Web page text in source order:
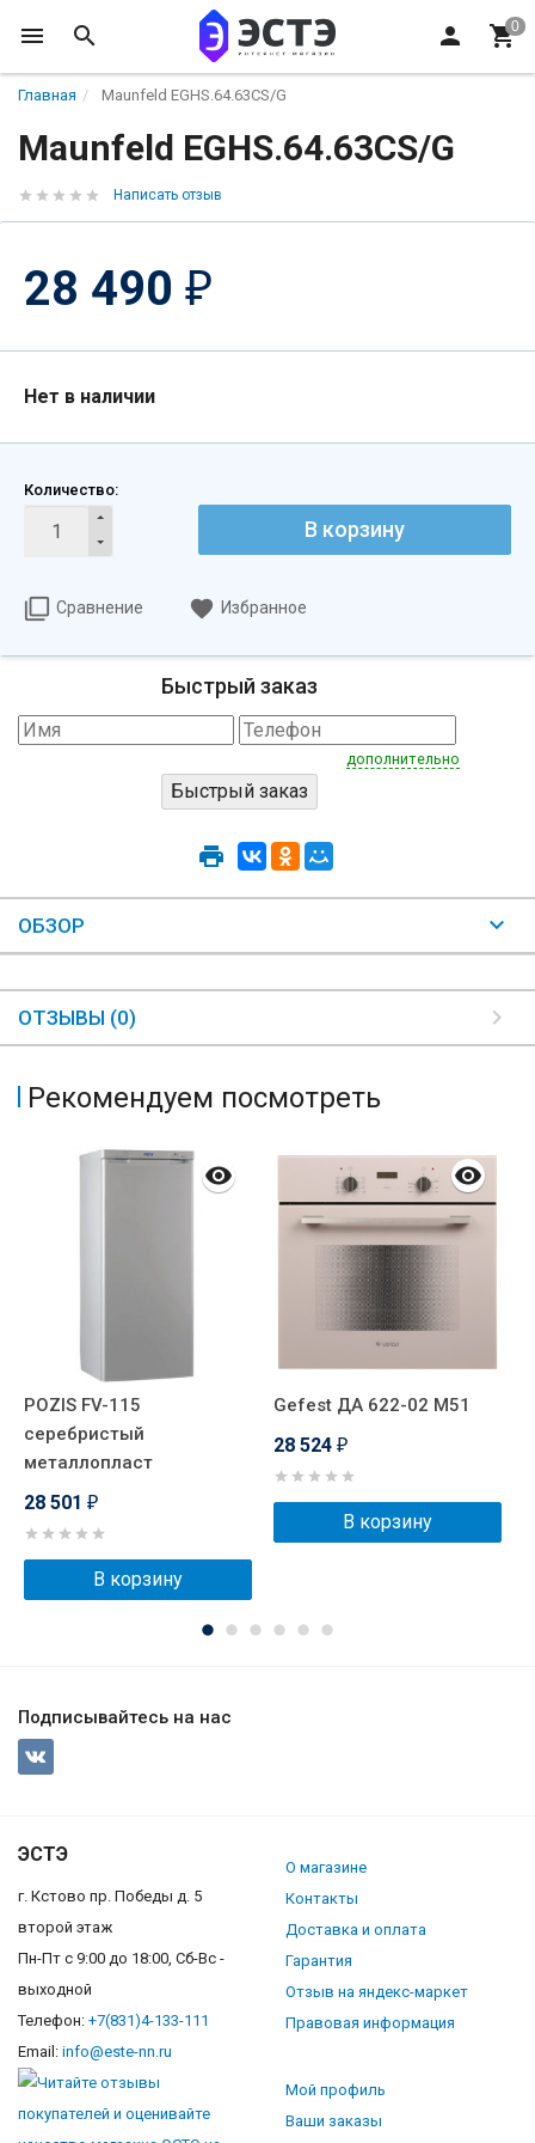
Главная Maunfeld EGHS.64.63CS/G
Maunfeld EGHS.64.63CS/G
Написать отзыв
28 490 ₽
Нет в наличии
Количество:
В корзину
Сравнение Избранное
Быстрый заказ
дополнительно
ОБЗОР
ОТЗЫВЫ (0)
Рекомендуем посмотреть
POZIS FV-115
серебристый
металлопласт
28 501 ₽
В корзину
Gefest ДА 622-02 М51
28 524 ₽
В корзину
Подписывайтесь на нас
ЭСТЭ
г. Кстово пр. Победы д. 5
второй этаж
Пн-Пт с 9:00 до 18:00, Сб-Вс -
выходной
Телефон: +7(831)4-133-111
Email: info@este-nn.ru
О магазине
Контакты
Доставка и оплата
Гарантия
Отзыв на яндекс-маркет
Правовая информация
Мой профиль
Ваши заказы